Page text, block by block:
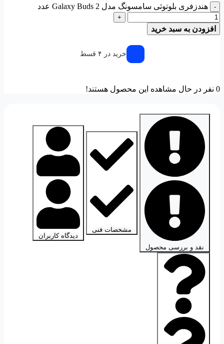
- هندزفری بلوتوثی سامسونگ مدل Galaxy Buds 2 عدد
+
افزودن به سبد خرید
خرید در ۴ قسط
0 نفر در حال مشاهده این محصول هستند!
نقد و بررسی محصول
مشخصات فنی
دیدگاه کاربران